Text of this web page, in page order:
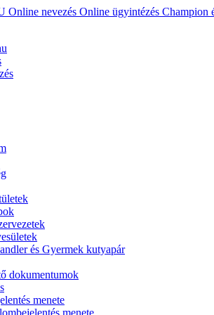
Online nevezés Online ügyintézés Champion
és Gyermek kutyapár
dokumentumok
menete
menete